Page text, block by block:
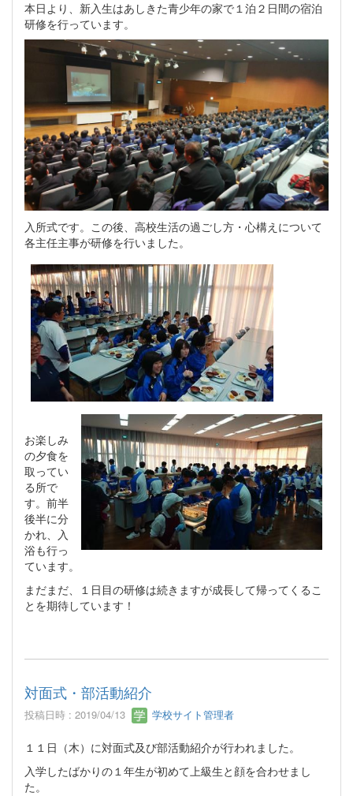
本日より、新入生はあしきた青少年の家で１泊２日間の宿泊
研修を行っています。
入所式です。この後、高校生活の過ごし方・心構えについて
各主任主事が研修を行いました。
お楽しみ
の夕食を
取ってい
る所で
す。前半
後半に分
かれ、入
浴も行っ
ています。
まだまだ、１日目の研修は続きますが成長して帰ってくるこ
とを期待しています！
対面式・部活動紹介
投稿日時 : 2019/04/13 学校サイト管理者
１１日（木）に対面式及び部活動紹介が行われました。
入学したばかりの１年生が初めて上級生と顔を合わせまし
た。